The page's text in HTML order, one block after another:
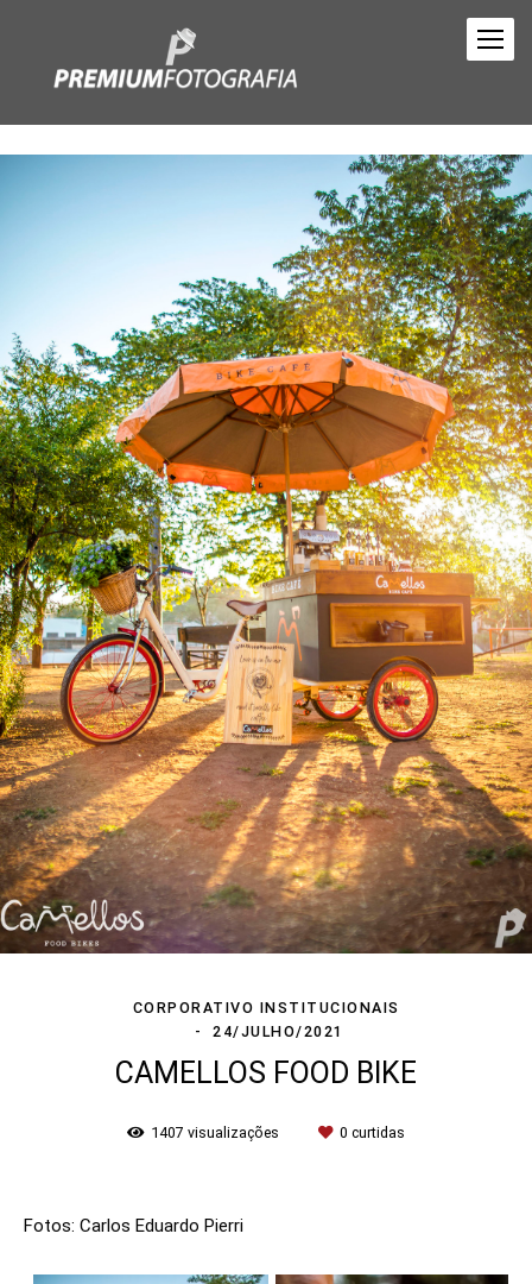
CORPORATIVO INSTITUCIONAIS
24/JULHO/2021
CAMELLOS FOOD BIKE
1407 visualizações 0 curtidas
Fotos: Carlos Eduardo Pierri